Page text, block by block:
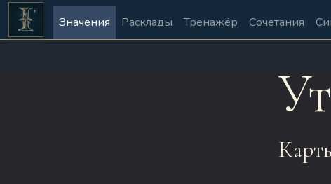
Значения Расклады Тренажёр Сочетания